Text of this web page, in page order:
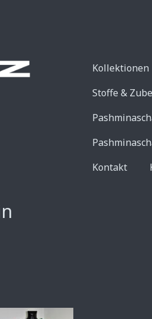
Kollektionen
Stoffe &
Kontakt